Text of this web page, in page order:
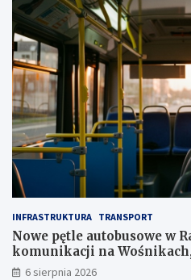
INFRASTRUKTURA TRANSPORT
Nowe pętle autobusowe w
komunikacji na
Zamłyniu
6 sierpnia 2026